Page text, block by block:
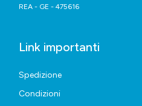
REA - GE - 475616
Link importanti
Spedizione
Condizioni